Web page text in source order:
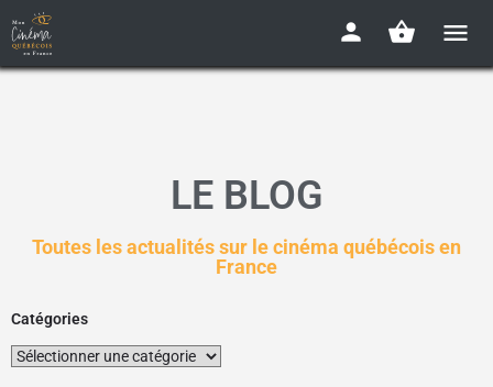
LE BLOG
Toutes les actualités sur le cinéma québécois en
France
Catégories